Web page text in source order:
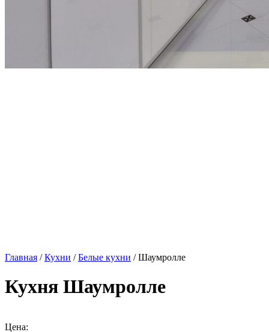
Главная /Кухни /Белые кухни / Шаумролле
Кухня Шаумролле
Цена: